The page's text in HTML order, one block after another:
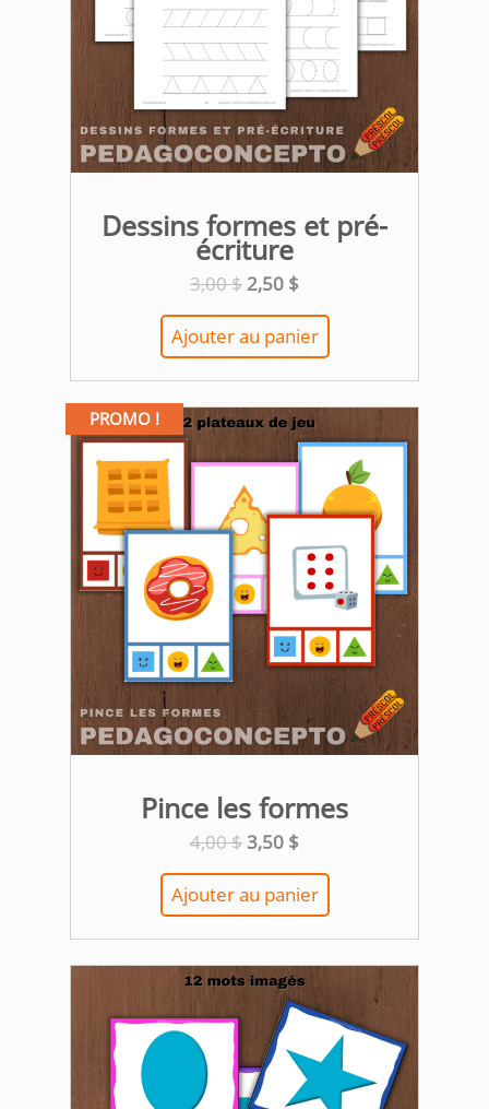
Dessins formes et pré-
écriture
3,00$ Le
prix
initial
était :
3,00 $.
2,50 $Le
actuel
est :
2,50 $.
Ajouter au panier
PROMO !
Pince les formes
4,00$Le
prix
initial
était :
4,00 $.
3,50 $Le
actuel
est :
3,50 $.
Ajouter au panier